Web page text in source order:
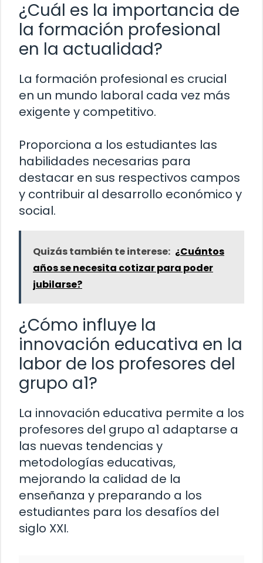
¿Cuál es la importancia de
la formación profesional
en la actualidad?
La formación profesional es crucial
en un mundo laboral cada vez más
exigente y competitivo.
Proporciona a los estudiantes las
habilidades necesarias para
destacar en sus respectivos campos
y contribuir al desarrollo económico y
social.
Quizás también te interese: ¿Cuántos
años se necesita cotizar para poder
jubilarse?
¿Cómo influye la
innovación educativa en la
labor de los profesores del
grupo a1?
La innovación educativa permite a los
profesores del grupo a1 adaptarse a
las nuevas tendencias y
metodologías educativas,
mejorando la calidad de la
enseñanza y preparando a los
estudiantes para los desafíos del
siglo XXI.